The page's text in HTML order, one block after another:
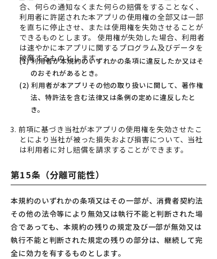
合、何らの通知なくまた何らの賠償をすることなく、
利用者に許諾された本アプリの使用権の全部又は一部
を直ちに停止させ、または使用権を失効させることが
できるものとします。 使用権が失効した場合、利用者
は速やかに本アプリに関するプログラム及びデータを
破棄するものとします。
(1) 利用者が本規約のいずれかの条項に違反したか又はそ
のおそれがあるとき。
(2) 利用者が本アプリその他の取り扱いに関して、著作権
法、特許法を含む法律又は条例の定めに違反したと
き。
3. 前項に基づき当社が本アプリの使用権を失効させたこ
とにより当社が被った損失および損害について、当社
は利用者に対し賠償を請求することができます。
第15条（分離可能性）
本規約のいずれかの条項又はその一部が、消費者契約法
その他の法令等により無効又は執行不能と判断された場
合であっても、本規約の残りの規定及び一部が無効又は
執行不能と判断された規定の残りの部分は、継続して完
全に効力を有するものとします。